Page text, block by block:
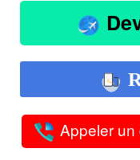
Appeler